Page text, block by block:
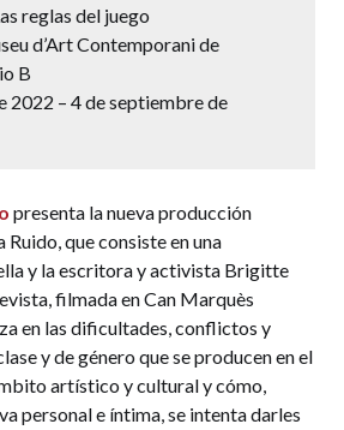
reglas del juego
d’Art Contemporani de
B
2022 – 4 de septiembre de
presenta la nueva producción
que consiste en una
y la escritora y activista Brigitte
filmada en Can Marquès
en las dificultades, conflictos y
y de género que se producen en el
artístico y cultural y cómo,
personal e íntima, se intenta darles